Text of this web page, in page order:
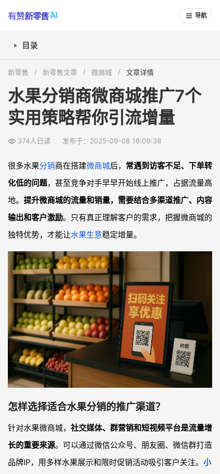
导航
目录
内容营销怎样打造水果品牌认知？
数据分析与用户运营有哪些增量空间？
多渠道联动有哪些可落地做法？
日常运营中，如何制造品牌差异化？
社群营销哪些细节最容易被忽视？
如何衡量微商城推广是否有效？
新零售 新零售文章 微商城 文章详情
水果分销商微商城推广7个
实用策略帮你引流增量
374人已读 发布于：2025-09-08 18:09:38
很多水果分销商在搭建微商城后， 常遇到访客不足、下单转
化低的问题，甚至竞争对手早早开始线上推广，占据流量高
地。 提升微商城的流量和销量，需要结合多渠道推广、内容
输出和客户激励。只有真正理解客户的需求，把握微商城的
独特优势，才能让水果生意稳定增量。
怎样选择适合水果分销的推广渠道？
针对水果微商城， 社交媒体、群营销和短视频平台是流量增
长的重要来源。可以通过微信公众号、朋友圈、微信群打造
品牌IP，用多样水果展示和限时促销活动吸引客户关注。 小